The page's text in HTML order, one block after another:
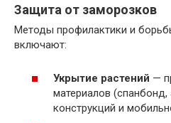
Защита от заморозков
Методы профилактики и
включают:
Укрытие растений —
материалов (спанбонд,
конструкций и